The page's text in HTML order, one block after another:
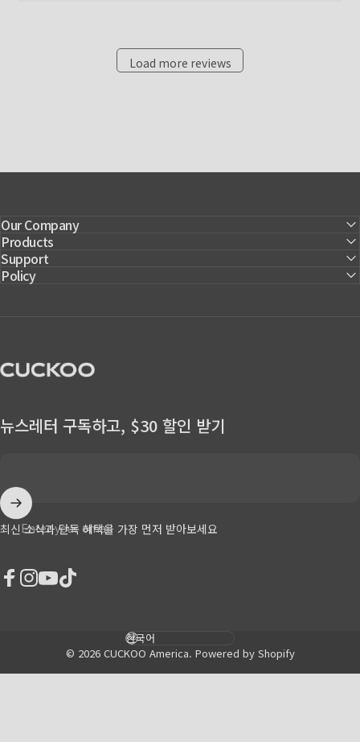
Load more reviews
Our Company
Products
Support
Policy
CUCKOO America
뉴스레터 구독하고, $30 할인 받기
Enter your email
최신 소식과 단독 혜택을 가장 먼저 받아보세요
© 2026 CUCKOO America. Powered by Shopify
Language